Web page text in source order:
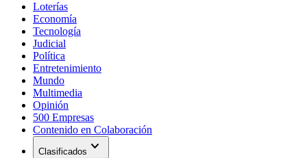
Loterías
Economía
Tecnología
Judicial
Política
Entretenimiento
Mundo
Multimedia
Opinión
500 Empresas
Contenido en Colaboración
Clasificados expand_more